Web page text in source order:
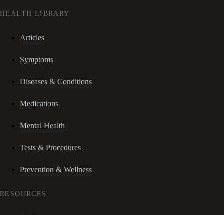
HEALTH LIBRARY
Articles
Symptoms
Diseases & Conditions
Medications
Mental Health
Tests & Procedures
Prevention & Wellness
RESOURCES